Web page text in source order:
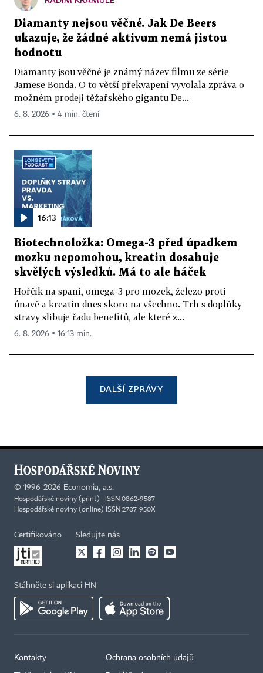
Diamanty nejsou věčné. Jak De Beers
ukazuje, že žádné aktivum nemá jistou
hodnotu
Diamanty jsou věčné je známý název filmu ze série
Jamese Bonda. O to větší překvapení vyvolala zpráva o
možném prodeji těžařského gigantu De...
6. 8. 2026 ▪ 4 min. čtení
16:13
Biotechnoložka: Omega-3 před úpadkem
mozku nepomohou, kreatin dosahuje
skvělých výsledků. Má to ale háček
Hořčík na spaní, omega-3 pro mozek, železo proti
únavě a kreatin dnes skoro na všechno. Trh s doplňky
stravy slibuje řadu benefitů, ale které z...
6. 8. 2026 ▪ 16:13 min.
DALŠÍ ZPRÁVY
© 1996-2026 Economia, a.s.
Hospodářské noviny (print) ISSN 0862-9587
Hospodářské noviny (online) ISSN 2787-950X
Certifikováno Sledujte nás
Stáhněte si aplikaci HN
Kontakty Ochrana osobních údajů